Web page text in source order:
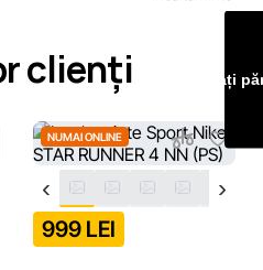
periodic informațiile
clienți
NUMAI ONLINE
999 LEI
Lăsați